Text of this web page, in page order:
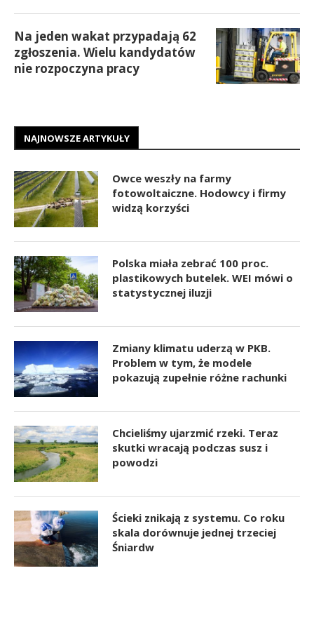
Na jeden wakat przypadają 62
zgłoszenia. Wielu kandydatów
nie rozpoczyna pracy
NAJNOWSZE ARTYKUŁY
Owce weszły na farmy
fotowoltaiczne. Hodowcy i firmy
widzą korzyści
Polska miała zebrać 100 proc.
plastikowych butelek. WEI mówi o
statystycznej iluzji
Zmiany klimatu uderzą w PKB.
Problem w tym, że modele
pokazują zupełnie różne rachunki
Chcieliśmy ujarzmić rzeki. Teraz
skutki wracają podczas susz i
powodzi
Ścieki znikają z systemu. Co roku
skala dorównuje jednej trzeciej
Śniardw